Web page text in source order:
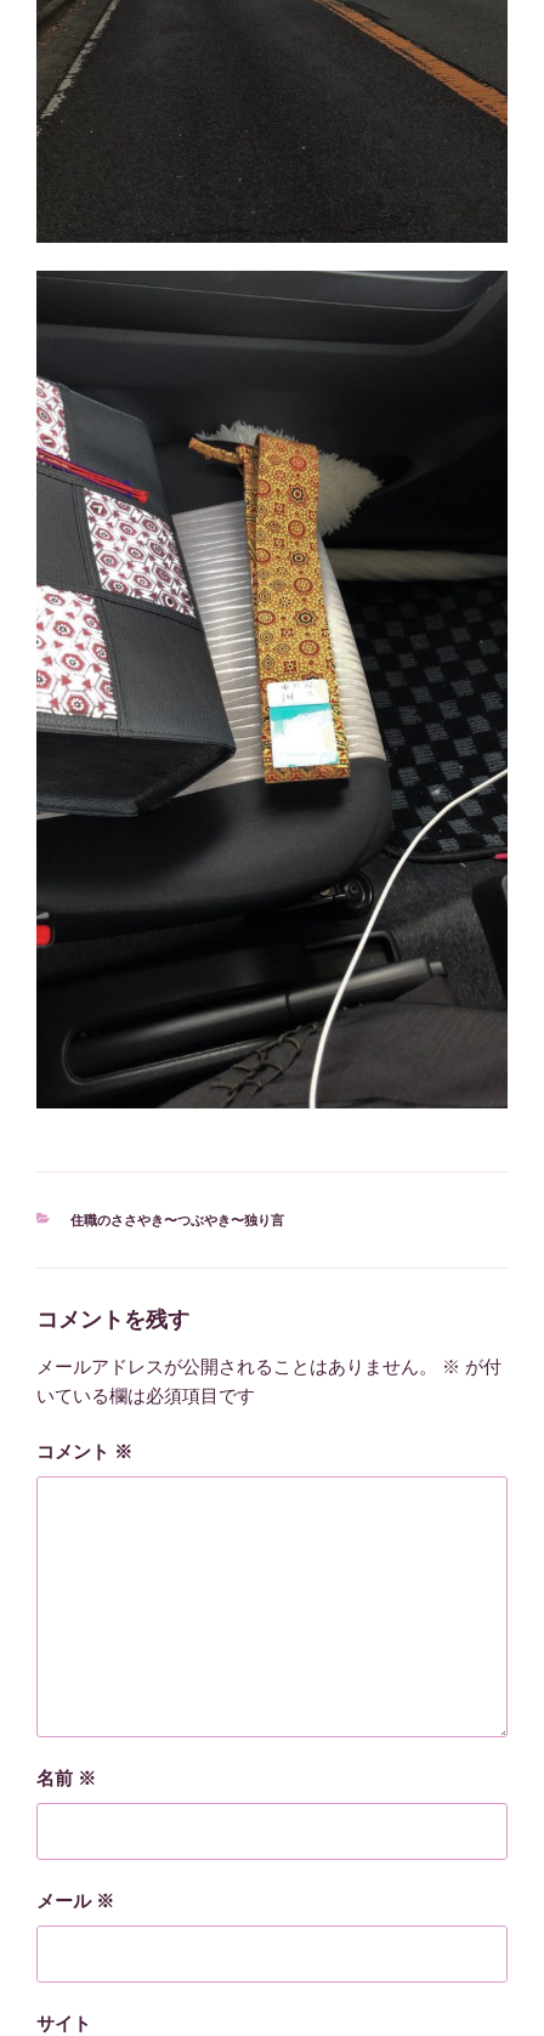
カ
住職のささやき〜つぶやき〜独り言
コメントを残す
メールアドレスが公開されることはありません。 ※ が付
いている欄は必須項目です
コメント ※
名前 ※
メール ※
サイト